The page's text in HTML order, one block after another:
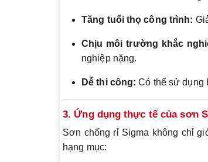
Tăng tuổi thọ công trình:
Chịu môi trường khắc
nghiệp nặng.
Dễ thi công: Có thể sử dụng
3. Ứng dụng thực tế của sơn
Sơn chống rỉ Sigma không chỉ
hạng mục: